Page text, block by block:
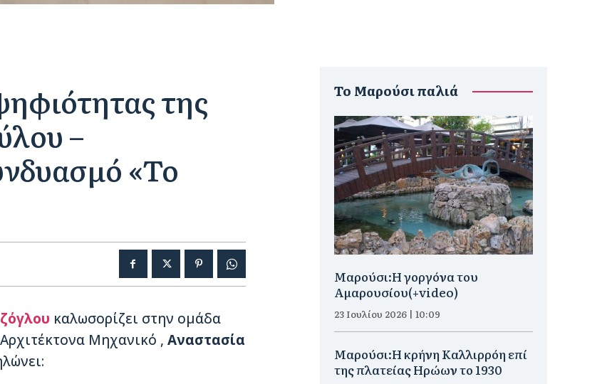
της
–
«Το
καλωσορίζει στην ομάδα
Μηχανικό , Αναστασία
To Μαρούσι παλιά
Μαρούσι:H γοργόνα του
Αμαρουσίου(+video)
23 Ιουλίου 2026 | 10:09
Μαρούσι:Η κρήνη Καλλιρρόη επί
της πλατείας Ηρώων το 1930